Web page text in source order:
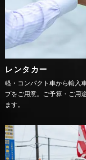
レンタカー
軽・コンパクト車から輸入
プをご用意。ご予算・ご用
ます。